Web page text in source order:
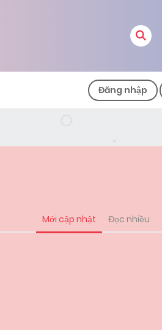
Đăng nhập
Mới cập nhật Đọc nhiều